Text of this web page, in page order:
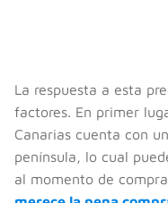
La respuesta a esta
factores. En primer
Canarias cuenta con
península, lo cual
al momento de